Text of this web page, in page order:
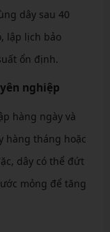
dây sau 40
lập lịch bảo
ổn định.
nghiệp
hàng ngày và
hàng tháng hoặc
dây có thể đứt
mỏng để tăng